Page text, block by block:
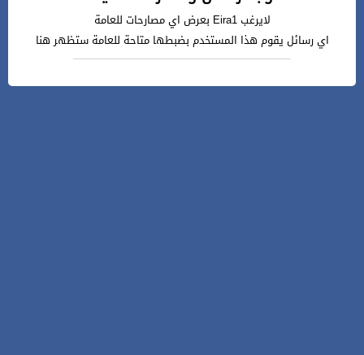
لايرغب Eira1 بعرض اي مصارحات للعامة
اي رسائل يقوم هذا المستخدم بضبطها متاحة للعامة ستظهر هنا